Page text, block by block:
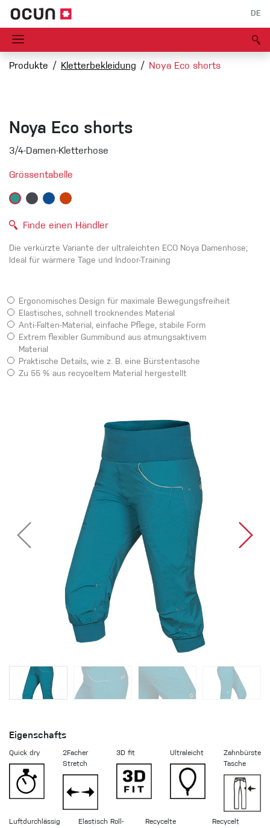
DE
Produkte Kletterbekleidung Noya Eco shorts
Noya Eco shorts
3/4-Damen-Kletterhose
Grössentabelle
Finde einen Händler
Die verkürzte Variante der ultraleichten ECO Noya Damenhose;
Ideal für wärmere Tage und Indoor-Training
Ergonomisches Design für maximale Bewegungsfreiheit
Elastisches, schnell trocknendes Material
Anti-Falten-Material, einfache Pflege, stabile Form
Extrem flexibler Gummibund aus atmungsaktivem
Material
Praktische Details, wie z. B. eine Bürstentasche
Zu 55 % aus recyceltem Material hergestellt
Eigenschafts
Quick dry
2Facher
Stretch
3D fit Ultraleicht
Zahnbürste
Tasche
Luftdurchlässig
Elastisch Roll-
Recycelte
Recycelt